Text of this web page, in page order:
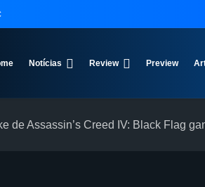
Notícias Review Preview
de Assassin’s Creed IV: Black Flag